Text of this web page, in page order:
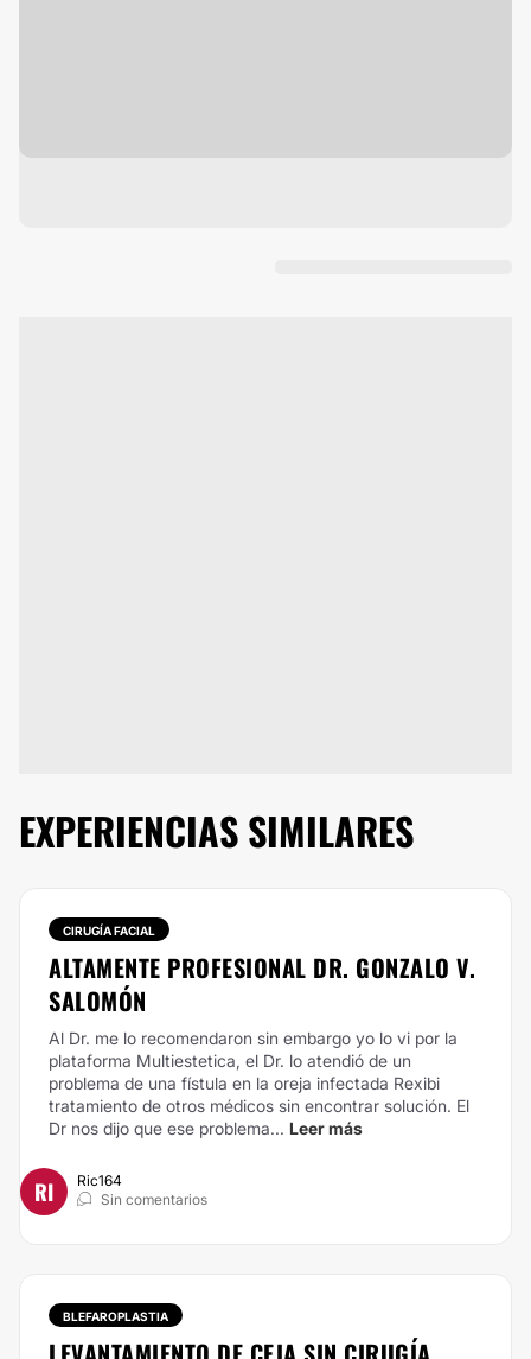
EXPERIENCIAS SIMILARES
CIRUGÍA FACIAL
ALTAMENTE PROFESIONAL DR. GONZALO V.
SALOMÓN
Al Dr. me lo recomendaron sin embargo yo lo vi por la
plataforma Multiestetica, el Dr. lo atendió de un
problema de una fístula en la oreja infectada Rexibi
tratamiento de otros médicos sin encontrar solución. El
Dr nos dijo que ese problema... Leer más
RI
Ric164
Sin comentarios
BLEFAROPLASTIA